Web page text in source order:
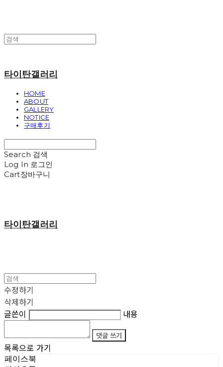
타이탄갤러리
HOME
ABOUT
GALLERY
NOTICE
구매후기
Search 검색
Log In 로그인
Cart장바구니
타이탄갤러리
수정하기
삭제하기
글쓴이
내용
댓글 쓰기
목록으로 가기
페이스북